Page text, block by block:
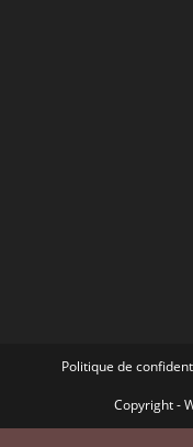
Politique de
Copyright -